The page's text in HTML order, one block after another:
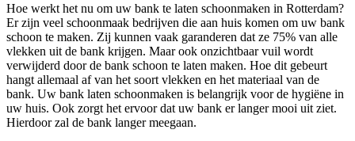
Hoe werkt het nu om uw bank te laten schoonmaken in Rotterdam?
Er zijn veel schoonmaak bedrijven die aan huis komen om uw bank
schoon te maken. Zij kunnen vaak garanderen dat ze 75% van alle
vlekken uit de bank krijgen. Maar ook onzichtbaar vuil wordt
verwijderd door de bank schoon te laten maken. Hoe dit gebeurt
hangt allemaal af van het soort vlekken en het materiaal van de
bank. Uw bank laten schoonmaken is belangrijk voor de hygiëne in
uw huis. Ook zorgt het ervoor dat uw bank er langer mooi uit ziet.
Hierdoor zal de bank langer meegaan.